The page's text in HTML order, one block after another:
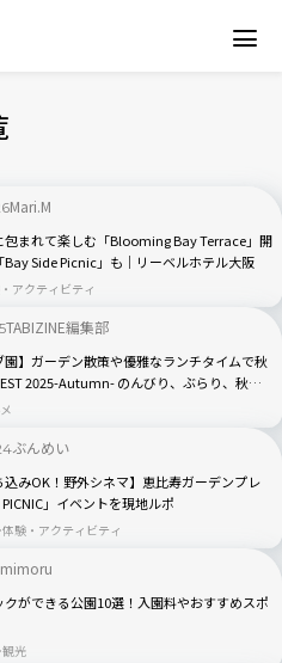
Mari.M
包まれて楽しむ「Blooming Bay Terrace」開
Side Picnic」も｜リーベルホテル大阪
アクティビティ
TABIZINE編集部
園】ガーデン散策や優雅なランチタイムで秋
2025-Autumn- のんびり、ぶらり、秋散
ぶんめい
込みOK！野外シネマ】恵比寿ガーデンプレ
PICNIC」イベントを現地ルポ
体験・アクティビティ
mimoru
クができる公園10選！入園料やおすすめスポ
観光